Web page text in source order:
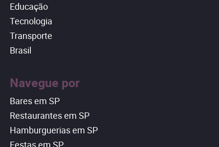
Educação
Tecnologia
Transporte
Brasil
Navegue por
Bares em SP
Restaurantes em SP
Hamburguerias em SP
Festas em SP